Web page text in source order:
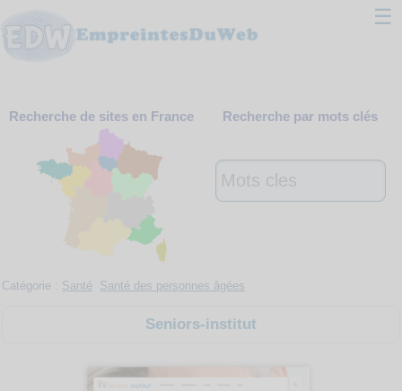
☰
Webmaster
Contact
Support
Recherche de sites en France Recherche par mots clés
Catégorie : Santé Santé des personnes âgées
Seniors-institut